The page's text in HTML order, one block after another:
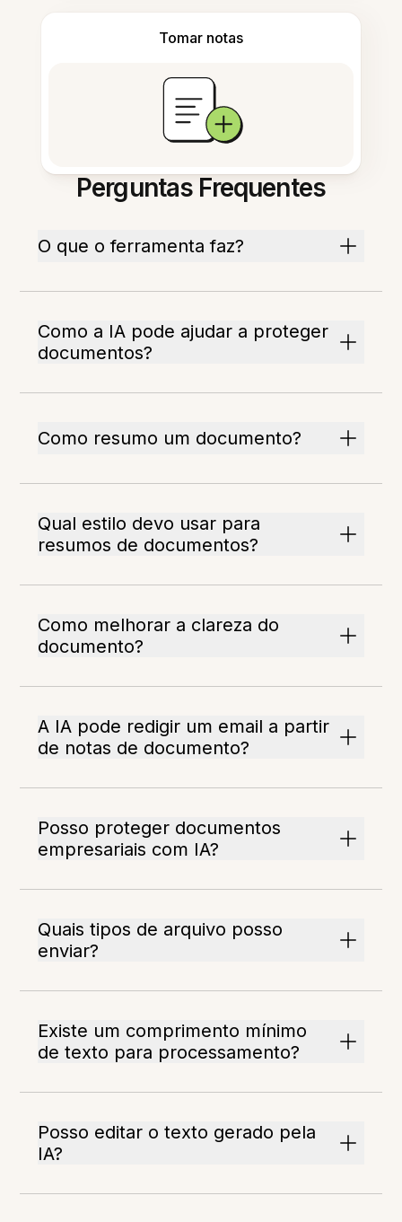
Tomar notas
Perguntas Frequentes
O que o ferramenta faz?
Como a IA pode ajudar a proteger
documentos?
Como resumo um documento?
Qual estilo devo usar para
resumos de documentos?
Como melhorar a clareza do
documento?
A IA pode redigir um email a partir
de notas de documento?
Posso proteger documentos
empresariais com IA?
Quais tipos de arquivo posso
enviar?
Existe um comprimento mínimo
de texto para processamento?
Posso editar o texto gerado pela
IA?